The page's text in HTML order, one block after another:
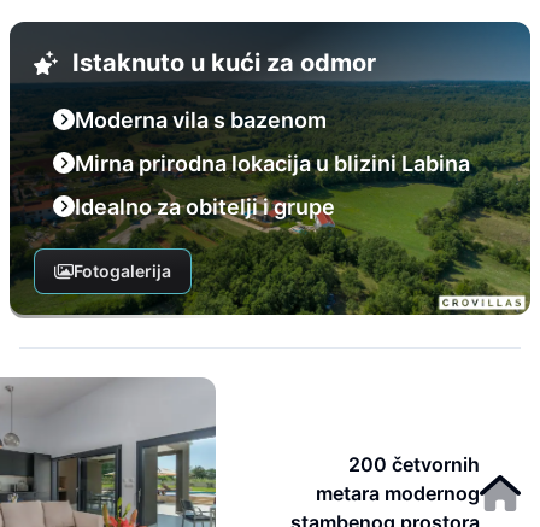
Istaknuto u kući za odmor
Moderna vila s bazenom
Mirna prirodna lokacija u blizini Labina
Idealno za obitelji i grupe
Fotogalerija
200 četvornih
metara modernog
stambenog prostora